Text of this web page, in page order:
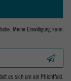
Meine Einwilligung kann
es sich um ein Pflichtfeld.